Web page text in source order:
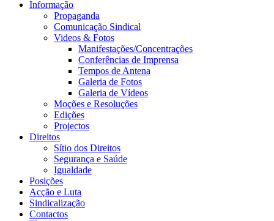
Informação
Propaganda
Comunicação Sindical
Videos & Fotos
Manifestações/Concentrações
Conferências de Imprensa
Tempos de Antena
Galeria de Fotos
Galeria de Vídeos
Moções e Resoluções
Edições
Projectos
Direitos
Sítio dos Direitos
Segurança e Saúde
Igualdade
Posições
Acção e Luta
Sindicalização
Contactos